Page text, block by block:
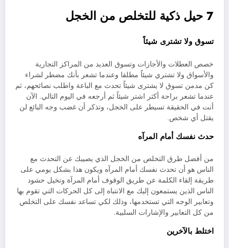
7 حيل ذكية للتخلص من الخجل
تسوق ولا تشترى شيئاً
خصص العطلات والأجازات وتسوق العديد من المراكز التجارية
والأسواق ولا تشتري شيئاً مطلقا وعندما تشعر بأنك مضطر لشراء
كن مدمن تسوق لا يشترى شيئاً تحدث مع الباعة واطلب نصائحهم، ثم
عندما تشعر براحة أكثر اشتر شيئاً ثم أرجعه في اليوم التالي. الآن
أنت في الحقيقة تسيطر على الخجل، وتذكر أن غضب وجه البائع لن
يقتل أي شخص.
حدث نفسك أمام المرآه
من أفضل طرق التخلص من الخجل الذي يصيبك عن التحدث مع
الناس هو أن تحدث نفسك أمام المرآه ويكون هذا بشكل يومي على
طريقة إلقاء الكلمة عن طريق الوقوف أمام المرآة وتخيل حشود
الناس الذين يستمعون إليك مع الانتباه إلى كل الحركات التي تقوم بها
وتعابير الوجه التي تستخدمها، وذلك لكي تساعد نفسك على التخلص
من كل التعابير والإشارات السلبية.
اختلط بالآخرين